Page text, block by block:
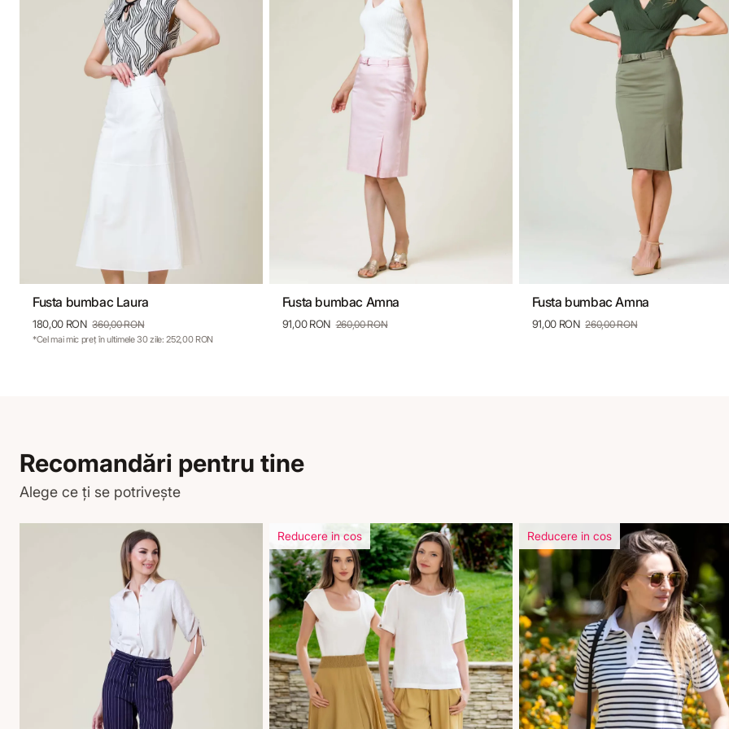
34 36 38
Fusta bumbac Laura
180,00 RON 360,00 RON
*Cel mai mic preț în ultimele 30 zile: 252,00 RON
34 36 38 40
Fusta bumbac Amna
91,00 RON 260,00 RON
34 36 38 40
Fusta bumbac Amna
91,00 RON 260,00 RON
Recomandări pentru tine
Alege ce ți se potrivește
Reducere in cos Reducere in cos